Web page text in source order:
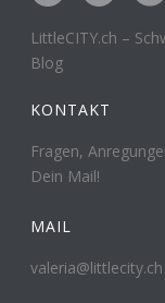
LittleCITY.ch –
Blog
KONTAKT
Fragen,
Dein Mail!
MAIL
valeria@littlecity.ch